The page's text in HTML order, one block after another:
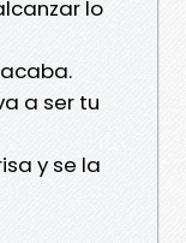
lo
a ser tu
y se la